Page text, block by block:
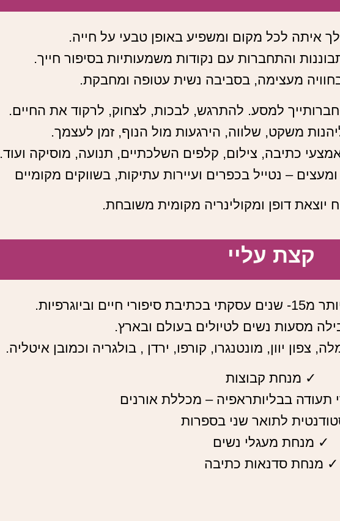
איתה לכל מקום ומשפיע באופן טבעי על חייה.
והתחברות עם נקודות משמעותיות בסיפור חייך.
מעצימה, בסביבה נשית עטופה ומחבקת.
למסע. להתרגש, לבכות, לצחוק, לרקוד את החיים.
משקט, שלווה, הירגעות מול הנוף, זמן לעצמך.
כתיבה, צילום, קלפים השלכתיים, תנועה, מוסיקה ועוד.
– נטייל בכפרים ועיירות עתיקות, בשווקים מקומיים
יוצאת דופן ומקולינריה מקומית משובחת.
קצת עליי
צפון יוון, מונטנגרו, קורפו, ירדן , בולגריה וכמובן איטליה.
✓ מנחת קבוצות
תעודה בבליותראפיה – מכללת אורנים
לתואר שני בספרות
✓ מנחת מעגלי נשים
✓ מנחת סדנאות כתיבה